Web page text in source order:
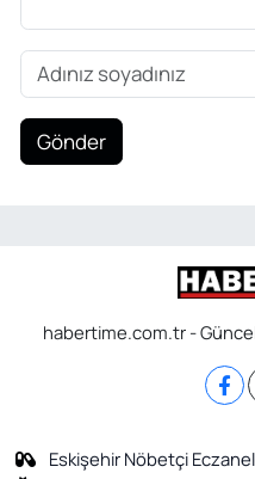
Gönder
habertime.com.tr -
Eskişehir Nöbetçi